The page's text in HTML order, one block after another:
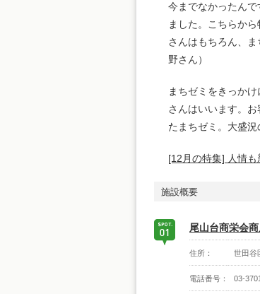
今までなかったん
ました。こちらか
さんはもちろん、
野さん）
まちゼミをきっか
さんはいいます。
たまちゼミ。大盛
[12月の特集] 人情
施設概要
尾山台商栄会
住所： 世田谷
電話番号： 03-